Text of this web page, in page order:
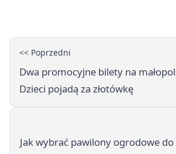
<< Poprzedni
Dwa promocyjne bilety na
Dzieci pojadą za złotówkę
Jak wybrać pawilony ogrodowe do